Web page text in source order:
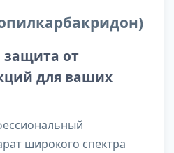
от
для ваших
широкого спектра